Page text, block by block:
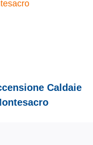
Caldaie